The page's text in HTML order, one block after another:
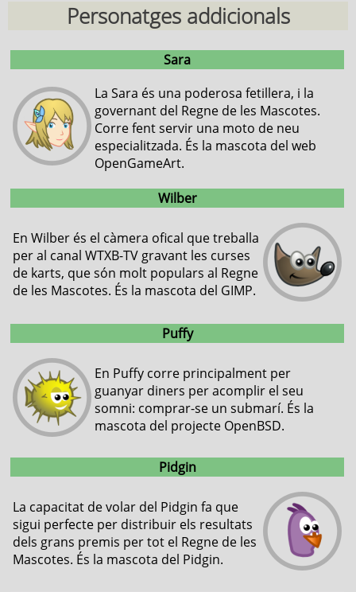
Personatges addicionals
Sara
La Sara és una poderosa fetillera, i la
governant del Regne de les Mascotes.
Corre fent servir una moto de neu
especialitzada. És la mascota del web
OpenGameArt.
Wilber
En Wilber és el càmera ofical que treballa
per al canal WTXB-TV gravant les curses
de karts, que són molt populars al Regne
de les Mascotes. És la mascota del GIMP.
Puffy
En Puffy corre principalment per
guanyar diners per acomplir el seu
somni: comprar-se un submarí. És la
mascota del projecte OpenBSD.
Pidgin
La capacitat de volar del Pidgin fa que
sigui perfecte per distribuir els resultats
dels grans premis per tot el Regne de les
Mascotes. És la mascota del Pidgin.